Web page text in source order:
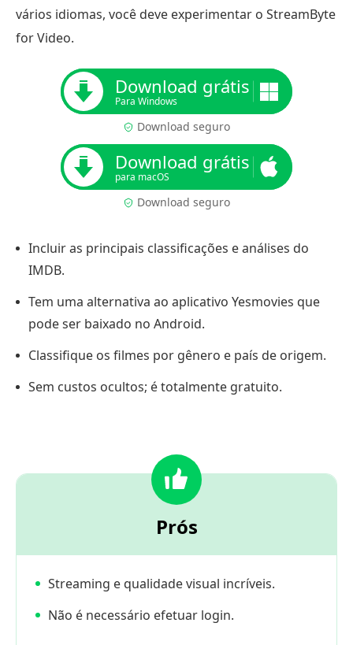
vários idiomas, você deve experimentar o StreamByte
for Video.
Download grátis
Para Windows
Download seguro
Download grátis
para macOS
Download seguro
Incluir as principais classificações e análises do
IMDB.
Tem uma alternativa ao aplicativo Yesmovies que
pode ser baixado no Android.
Classifique os filmes por gênero e país de origem.
Sem custos ocultos; é totalmente gratuito.
Prós
Streaming e qualidade visual incríveis.
Não é necessário efetuar login.